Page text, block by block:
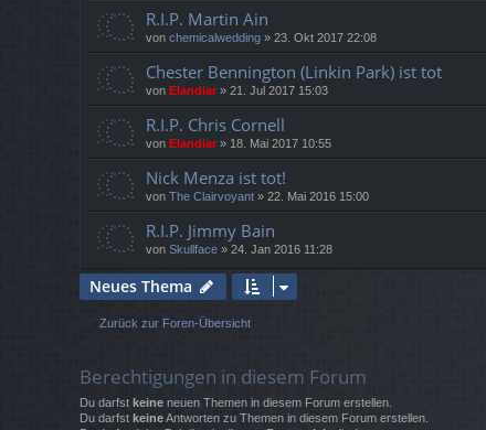
R.I.P. Martin Ain
von chemicalwedding » 23. Okt 2017 22:08
Chester Bennington (Linkin Park) ist tot
von Elandiar » 21. Jul 2017 15:03
R.I.P. Chris Cornell
von Elandiar » 18. Mai 2017 10:55
Nick Menza ist tot!
von The Clairvoyant » 22. Mai 2016 15:00
R.I.P. Jimmy Bain
von Skullface » 24. Jan 2016 11:28
Neues Thema
Zurück zur Foren-Übersicht
Berechtigungen in diesem Forum
Du darfst keine neuen Themen in diesem Forum erstellen.
Du darfst keineAntworten zu Themen in diesem Forum erstellen.